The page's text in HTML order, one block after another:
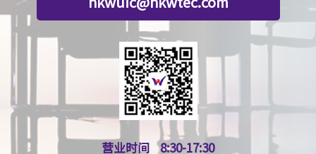
营业时间 8:30-17:30